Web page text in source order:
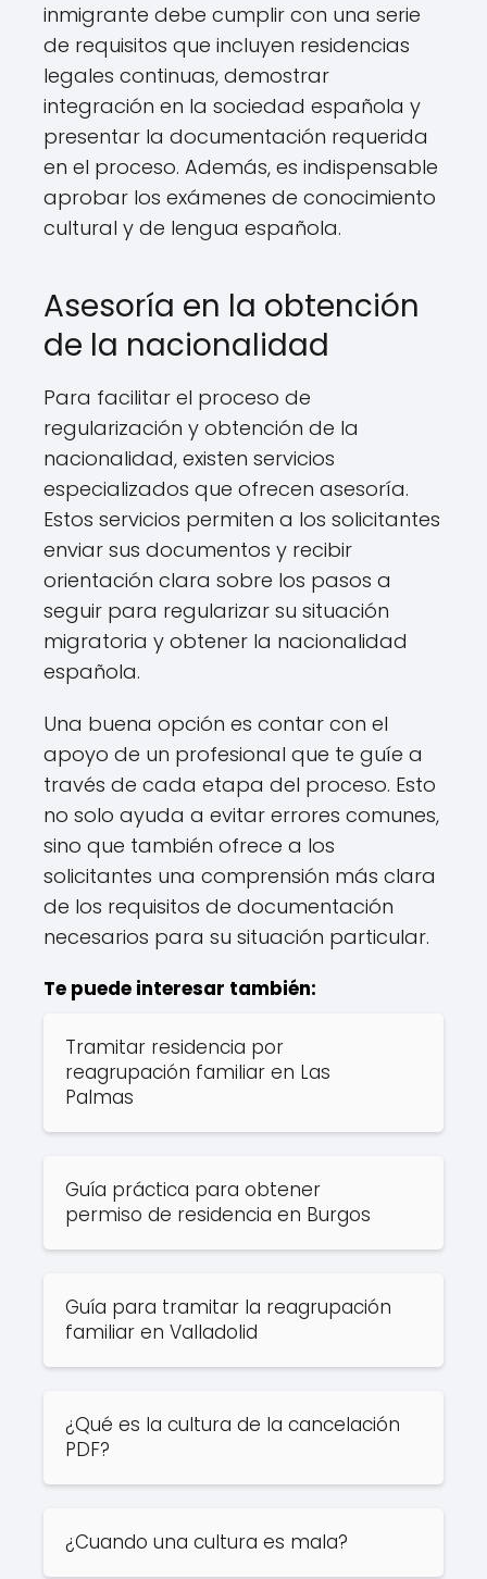
inmigrante debe cumplir con una serie
de requisitos que incluyen residencias
legales continuas, demostrar
integración en la sociedad española y
presentar la documentación requerida
en el proceso. Además, es indispensable
aprobar los exámenes de conocimiento
cultural y de lengua española.
Asesoría en la obtención
de la nacionalidad
Para facilitar el proceso de
regularización y obtención de la
nacionalidad, existen servicios
especializados que ofrecen asesoría.
Estos servicios permiten a los solicitantes
enviar sus documentos y recibir
orientación clara sobre los pasos a
seguir para regularizar su situación
migratoria y obtener la nacionalidad
española.
Una buena opción es contar con el
apoyo de un profesional que te guíe a
través de cada etapa del proceso. Esto
no solo ayuda a evitar errores comunes,
sino que también ofrece a los
solicitantes una comprensión más clara
de los requisitos de documentación
necesarios para su situación particular.
Te puede interesar también:
Tramitar residencia por
reagrupación familiar en Las
Palmas
Guía práctica para obtener
permiso de residencia en Burgos
Guía para tramitar la reagrupación
familiar en Valladolid
¿Qué es la cultura de la cancelación
PDF?
¿Cuando una cultura es mala?